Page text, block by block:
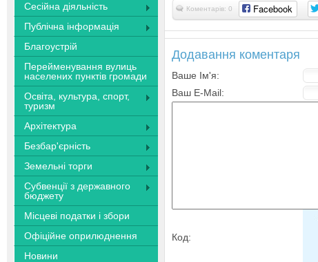
Сесійна діяльність
Публічна інформація
Благоустрій
Перейменування вулиць
населених пунктів громади
Освіта, культура, спорт,
туризм
Архітектура
Безбар'єрність
Земельні торги
Субвенції з державного
бюджету
Місцеві податки і збори
Офіційне оприлюднення
Новини
Коментарів: 0 Facebook
Додавання коментаря
Ваше Ім'я:
Ваш E-Mail:
Код: